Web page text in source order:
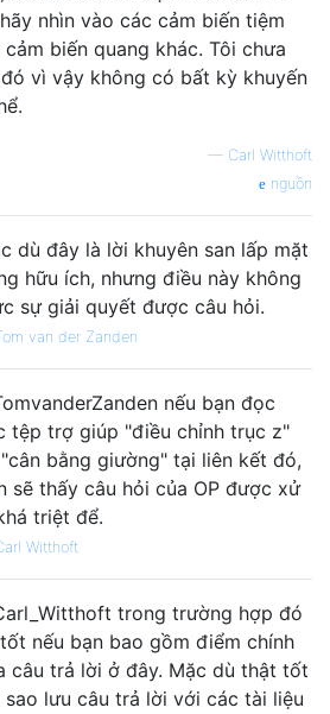
nhìn vào các cảm biến tiệm
biến quang khác. Tôi chưa
vì vậy không có bất kỳ khuyến
— Carl Witthoft
nguồn
dù đây là lời khuyên san lấp mặt
hữu ích, nhưng điều này không
sự giải quyết được câu hỏi.
van der Zanden
nếu bạn đọc
tệp trợ giúp "điều chỉnh trục z"
bằng giường" tại liên kết đó,
sẽ thấy câu hỏi của OP được xử
triệt để.
Witthoft
trong trường hợp đó
nếu bạn bao gồm điểm chính
câu trả lời ở đây. Mặc dù thật tốt
sao lưu câu trả lời với các tài liệu